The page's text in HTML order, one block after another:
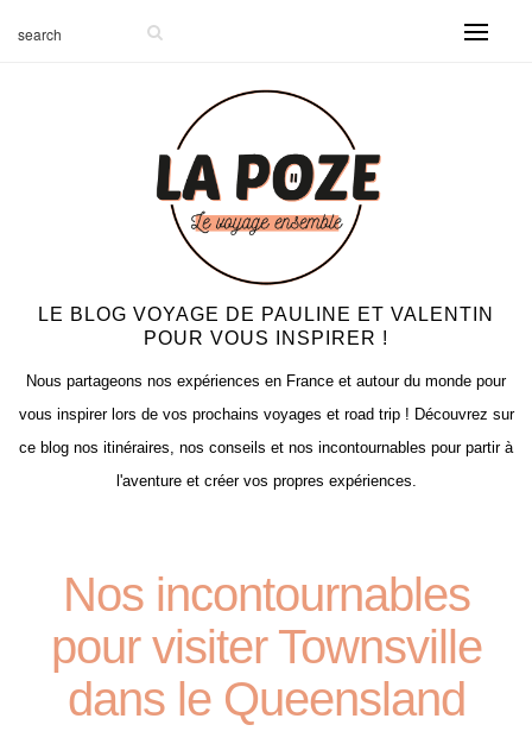
LE BLOG VOYAGE DE PAULINE ET VALENTIN
POUR VOUS INSPIRER !
Nous partageons nos expériences en France et autour du monde pour
vous inspirer lors de vos prochains voyages et road trip ! Découvrez sur
ce blog nos itinéraires, nos conseils et nos incontournables pour partir à
l'aventure et créer vos propres expériences.
Nos incontournables
pour visiter Townsville
dans le Queensland